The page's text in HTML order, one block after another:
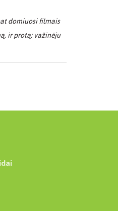
domiuosi filmais
ir protą: važinėju